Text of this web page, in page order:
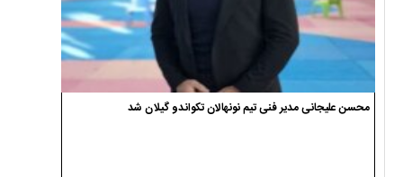
محسن علیجانی مدیر فنی تیم نونهالان تکواندو گیلان شد